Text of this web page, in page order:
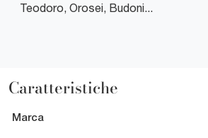
Teodoro, Orosei, Budoni...
Caratteristiche
Marca